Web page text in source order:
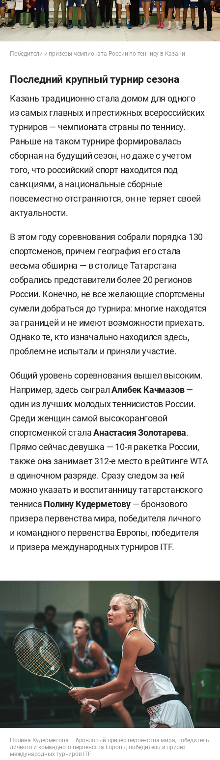
Победители и призеры чемпионата России по теннису в Казани
Последний крупный турнир сезона
Казань традиционно стала домом для одного
из самых главных и престижных всероссийских
турниров — чемпионата страны по теннису.
Раньше на таком турнире формировалась
сборная на будущий сезон, но даже с учетом
того, что российский спорт находится под
санкциями, а национальные сборные
повсеместно отстраняются, он не теряет своей
актуальности.
В этом году соревнования собрали порядка 130
спортсменов, причем география его стала
весьма обширна — в столице Татарстана
собрались представители более 20 регионов
России. Конечно, не все желающие спортсмены
сумели добраться до турнира: многие находятся
за границей и не имеют возможности приехать.
Однако те, кто изначально находился здесь,
проблем не испытали и приняли участие.
Общий уровень соревнования вышел высоким.
Например, здесь сыгралАлибек Качмазов—
один из лучших молодых теннисистов России.
Среди женщин самой высокоранговой
спортсменкой сталаАнастасия Золотарева.
Прямо сейчас девушка — 10-я ракетка России,
также она занимает 312-е место в рейтинге WTA
в одиночном разряде. Сразу следом за ней
можно указать и воспитанницу татарстанского
тенниса Полину Кудерметову— бронзового
призера первенства мира, победителя личного
и командного первенства Европы, победителя
и призера международных турниров ITF.
Полина Кудерметова — бронзовый призер первенства мира, победитель
личного и командного первенства Европы, победитель и призер
международных турниров ITF